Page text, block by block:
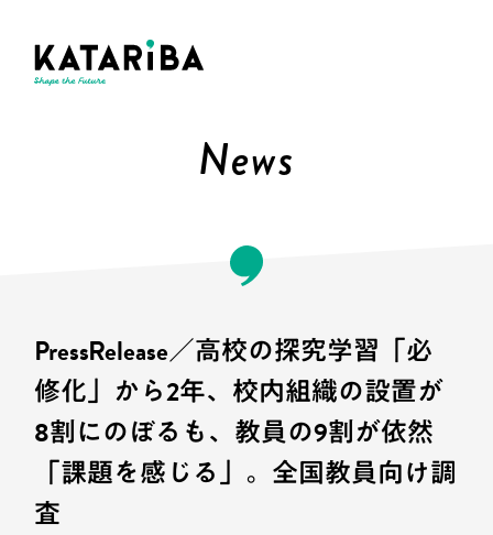
News
PressRelease／高校の探究学習「必
修化」から2年、校内組織の設置が
8割にのぼるも、教員の9割が依然
「課題を感じる」。全国教員向け調
査